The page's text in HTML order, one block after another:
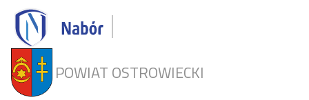
POWIAT OSTROWIECKI